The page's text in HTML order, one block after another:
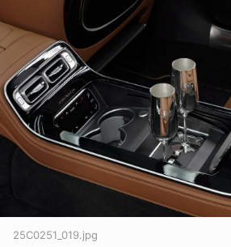
25C0251_019.jpg